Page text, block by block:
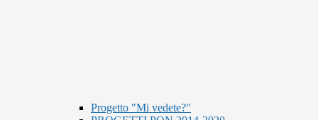
Progetto "Mi vedete?"